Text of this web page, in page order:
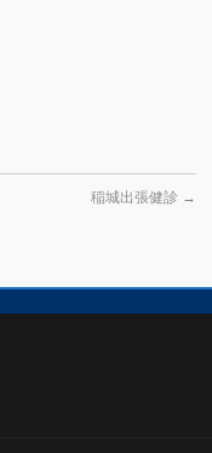
稲城出張健診 →